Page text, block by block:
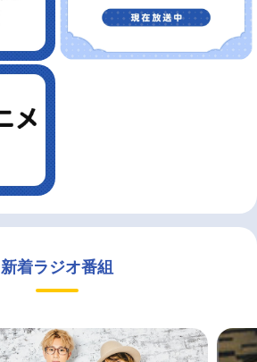
新着ラジオ番組